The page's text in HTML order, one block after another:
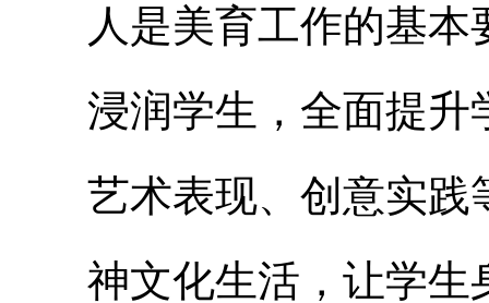
人是美育工作的基
浸润学生，全面提升
艺术表现、创意实践
神文化生活，让学生